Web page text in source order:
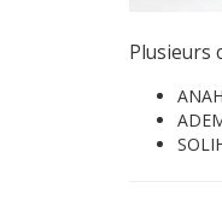
Plusieurs